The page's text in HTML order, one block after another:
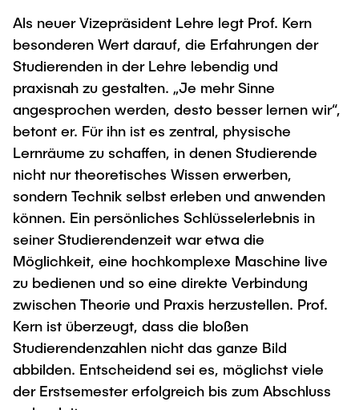
Als neuer Vizepräsident Lehre legt Prof. Kern
besonderen Wert darauf, die Erfahrungen der
Studierenden in der Lehre lebendig und
praxisnah zu gestalten. „Je mehr Sinne
angesprochen werden, desto besser lernen wir“,
betont er. Für ihn ist es zentral, physische
Lernräume zu schaffen, in denen Studierende
nicht nur theoretisches Wissen erwerben,
sondern Technik selbst erleben und anwenden
können. Ein persönliches Schlüsselerlebnis in
seiner Studierendenzeit war etwa die
Möglichkeit, eine hochkomplexe Maschine live
zu bedienen und so eine direkte Verbindung
zwischen Theorie und Praxis herzustellen. Prof.
Kern ist überzeugt, dass die bloßen
Studierendenzahlen nicht das ganze Bild
abbilden. Entscheidend sei es, möglichst viele
der Erstsemester erfolgreich bis zum Abschluss